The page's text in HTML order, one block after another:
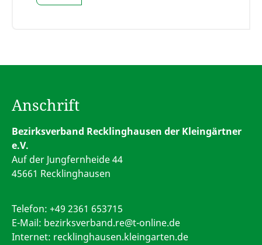
Anschrift
Bezirksverband Recklinghausen der Kleingärtner
e.V.
Auf der Jungfernheide 44
45661 Recklinghausen
Telefon: +49 2361 653715
E-Mail: bezirksverband.re@t-online.de
Internet: recklinghausen.kleingarten.de